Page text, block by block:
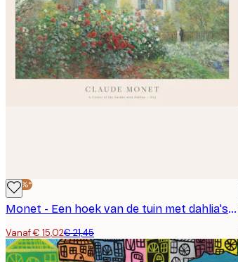
-30%*
Monet - Een hoek van de tuin met dahlia's Poster
Vanaf € 15,02€ 21,45
Privacy beleid